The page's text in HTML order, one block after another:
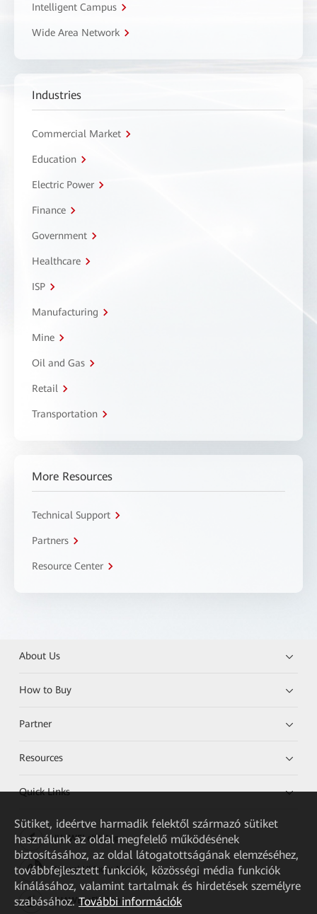
Intelligent Campus
Wide Area Network
Industries
Commercial Market
Education
Electric Power
Finance
Government
Healthcare
ISP
Manufacturing
Mine
Oil and Gas
Retail
Transportation
More Resources
Technical Support
Partners
Resource Center
About Us
How to Buy
Partner
Resources
Quick Links
HUAWEI eKit App
Huawei HiKnow App
HUAWEI eFly App
Sütiket, ideértve harmadik felektől származó sütiket
használunk az oldal megfelelő működésének
biztosításához, az oldal látogatottságának elemzéséhez,
továbbfejlesztett funkciók, közösségi média funkciók
kínálásához, valamint tartalmak és hirdetések személyre
szabásához. További információk